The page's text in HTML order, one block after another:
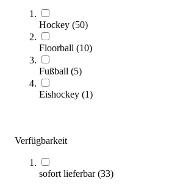
Hockey (50)
Floorball (10)
Fußball (5)
Eishockey (1)
Verfügbarkeit
sofort lieferbar(33)
Online-Kaufratgeber
Drücken, um das Karussell zu überspringen